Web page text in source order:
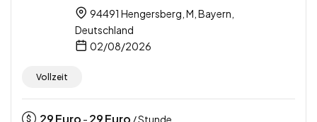
94491 Hengersberg, M, Bayern,
Deutschland
02/08/2026
Vollzeit
- / Stunde